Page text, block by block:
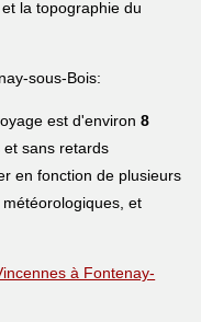
la topographie du
sous-Bois:
est d'environ8
et sans retards
en fonction de plusieurs
et
à Fontenay-